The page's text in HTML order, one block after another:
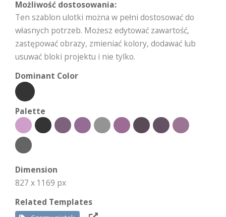
Możliwość dostosowania:
Ten szablon ulotki można w pełni dostosować do
własnych potrzeb. Możesz edytować zawartość,
zastępować obrazy, zmieniać kolory, dodawać lub
usuwać bloki projektu i nie tylko.
Dominant Color
Palette
Dimension
827 x 1169 px
Related Templates